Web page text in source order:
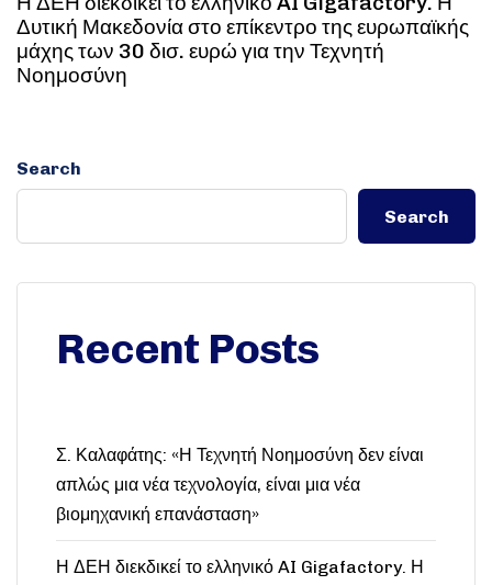
Δυτική Μακεδονία στο επίκεντρο της ευρωπαϊκής
μάχης των 30 δισ. ευρώ για την Τεχνητή
Νοημοσύνη
Search
Search
Recent Posts
Σ. Καλαφάτης: «Η Τεχνητή Νοημοσύνη δεν είναι
απλώς μια νέα τεχνολογία, είναι μια νέα
βιομηχανική επανάσταση»
Η ΔΕΗ διεκδικεί το ελληνικό AI Gigafactory. Η